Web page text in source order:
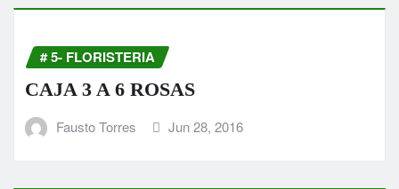
# 5- FLORISTERIA
CAJA 3 A 6 ROSAS
Fausto Torres Jun 28, 2016